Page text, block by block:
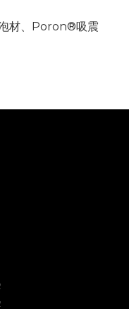
材、Poron®吸震